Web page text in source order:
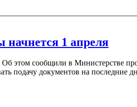
начнется 1 апреля
этом сообщили в Министерстве
подачу документов на последние